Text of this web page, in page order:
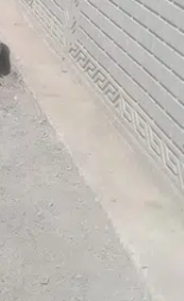
Diyarbakır
Edirne
Elazığ
Erzincan
Erzurum
Eskişehir